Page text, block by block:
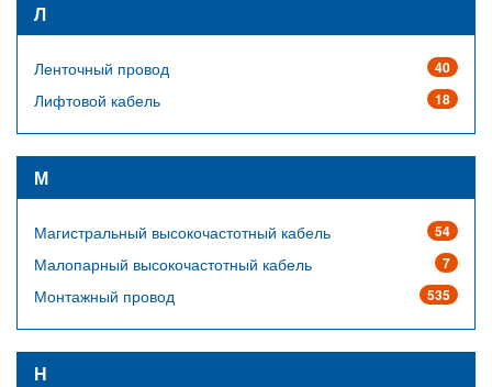
Л
40
Ленточный провод
18
Лифтовой кабель
М
54
Магистральный высокочастотный кабель
7
Малопарный высокочастотный кабель
535
Монтажный провод
Н